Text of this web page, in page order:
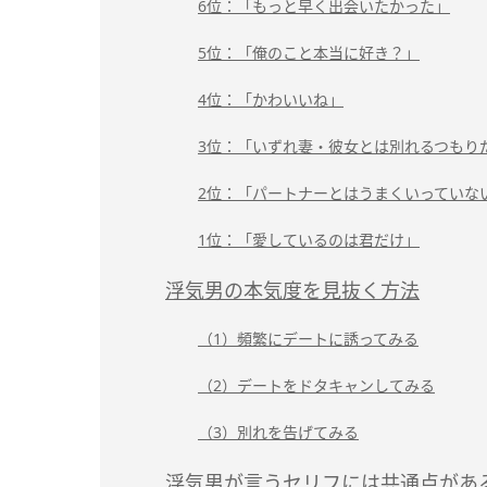
6位：「もっと早く出会いたかった」
5位：「俺のこと本当に好き？」
4位：「かわいいね」
3位：「いずれ妻・彼女とは別れるつもり
2位：「パートナーとはうまくいっていな
1位：「愛しているのは君だけ」
浮気男の本気度を見抜く方法
（1）頻繁にデートに誘ってみる
（2）デートをドタキャンしてみる
（3）別れを告げてみる